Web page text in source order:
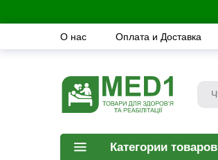
О нас Оплата и Доставка
Категории товаров